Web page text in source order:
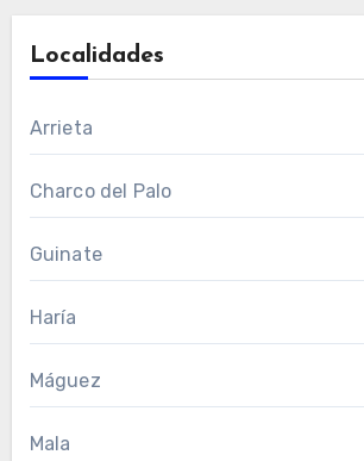
Localidades
Arrieta
Charco del Palo
Guinate
Haría
Máguez
Mala